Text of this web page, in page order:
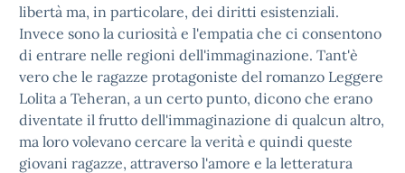
libertà ma, in particolare, dei diritti esistenziali.
Invece sono la curiosità e l'empatia che ci consentono
di entrare nelle regioni dell'immaginazione. Tant'è
vero che le ragazze protagoniste del romanzo Leggere
Lolita a Teheran, a un certo punto, dicono che erano
diventate il frutto dell'immaginazione di qualcun altro,
ma loro volevano cercare la verità e quindi queste
giovani ragazze, attraverso l'amore e la letteratura